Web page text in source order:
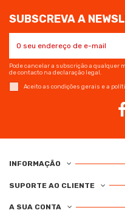
SUBSCREVA A
Pode cancelar a subscrição a qualquer
de contacto na declaração legal.
Aceito as condições gerais e a
INFORMAÇÃO
SUPORTE AO CLIENTE
A SUA CONTA